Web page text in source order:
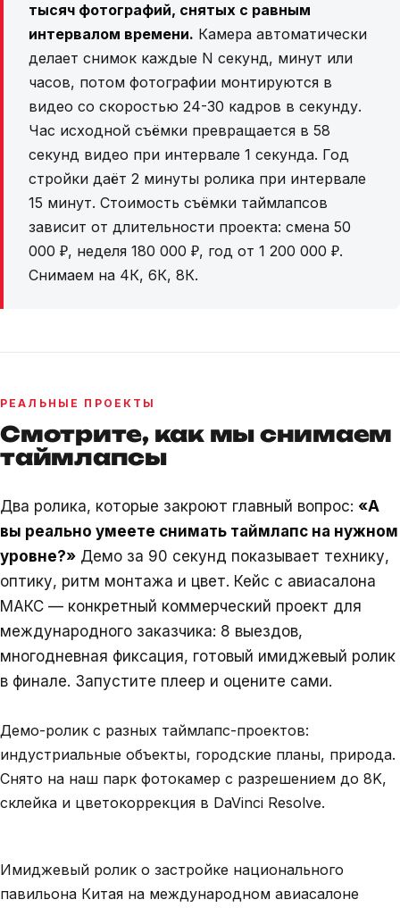
тысяч фотографий, снятых с равным
интервалом времени. Камера автоматически
делает снимок каждые N секунд, минут или
часов, потом фотографии монтируются в
видео со скоростью 24-30 кадров в секунду.
Час исходной съёмки превращается в 58
секунд видео при интервале 1 секунда. Год
стройки даёт 2 минуты ролика при интервале
15 минут. Стоимость съёмки таймлапсов
зависит от длительности проекта: смена 50
000 ₽, неделя 180 000 ₽, год от 1 200 000 ₽.
Снимаем на 4К, 6К, 8К.
РЕАЛЬНЫЕ ПРОЕКТЫ
Смотрите, как мы снимаем
таймлапсы
Два ролика, которые закроют главный вопрос: «А
вы реально умеете снимать таймлапс на нужном
уровне?» Демо за 90 секунд показывает технику,
оптику, ритм монтажа и цвет. Кейс с авиасалона
МАКС — конкретный коммерческий проект для
международного заказчика: 8 выездов,
многодневная фиксация, готовый имиджевый ролик
в финале. Запустите плеер и оцените сами.
ДЕМО · 8K · РАЗНЫЕ ОБЪЕКТЫ
Профессиональная съёмка
таймлапсов
Демо-ролик с разных таймлапс-проектов:
индустриальные объекты, городские планы, природа.
Снято на наш парк фотокамер с разрешением до 8K,
склейка и цветокоррекция в DaVinci Resolve.
МАКС · 8 ВЫЕЗДОВ · КЛИЕНТ EXPO ONE
Имиджевый ролик о застройке национального
павильона Китая на международном авиасалоне